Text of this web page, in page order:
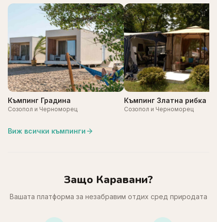
Къмпинг Градина
Созопол и Черноморец
Къмпинг Златна рибка
Созопол и Черноморец
Виж всички къмпинги
Защо Каравани?
Вашата платформа за незабравим отдих сред природата